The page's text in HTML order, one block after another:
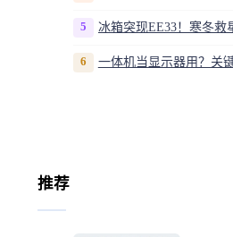
5
6 一体机当显示器用？关
推荐